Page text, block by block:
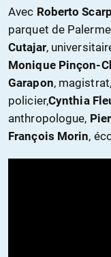
DON
Avec Roberto
parquet de
Cutajar,
Monique Pinçon-
Garapon,
policier,Cynthia
anthropologue,
François Morin,